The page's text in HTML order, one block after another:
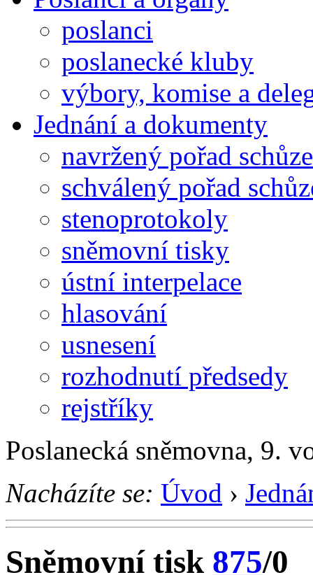
poslanci
poslanecké kluby
výbory, komise a
Jednání a dokumenty
navržený pořad schůze
schválený pořad
stenoprotokoly
sněmovní tisky
ústní interpelace
hlasování
usnesení
rozhodnutí předsedy
rejstříky
Poslanecká sněmovna, 9.
Nacházíte se: Úvod ›
Sněmovní tisk 875/0